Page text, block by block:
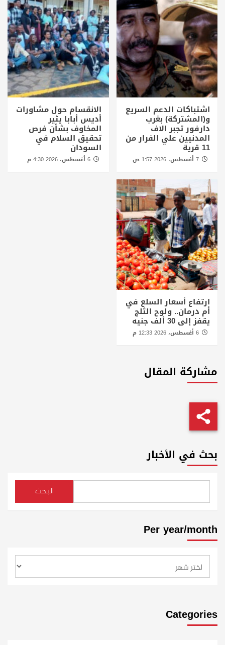
اشتباكات الدعم السريع
و(المشتركة) بغرب
دارفور تجبر الاف
المدنيين علي الفرار من
11 قرية
الانقسام حول مشاورات
أديس أبابا يثير
المخاوف بشأن فرص
تحقيق السلام في
السودان
6 أغسطس، 2026 4:30 م
ارتفاع أسعار السلع في
أم درمان.. ولوح الثلج
يقفز إلى 30 ألف جنيه
مشاركة المقال
بحث في الأخبار
البحث
Per year/month
Categories